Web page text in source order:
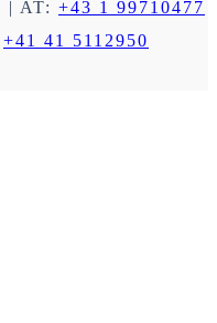
| AT: +43 1 99710477
+41 41 5112950